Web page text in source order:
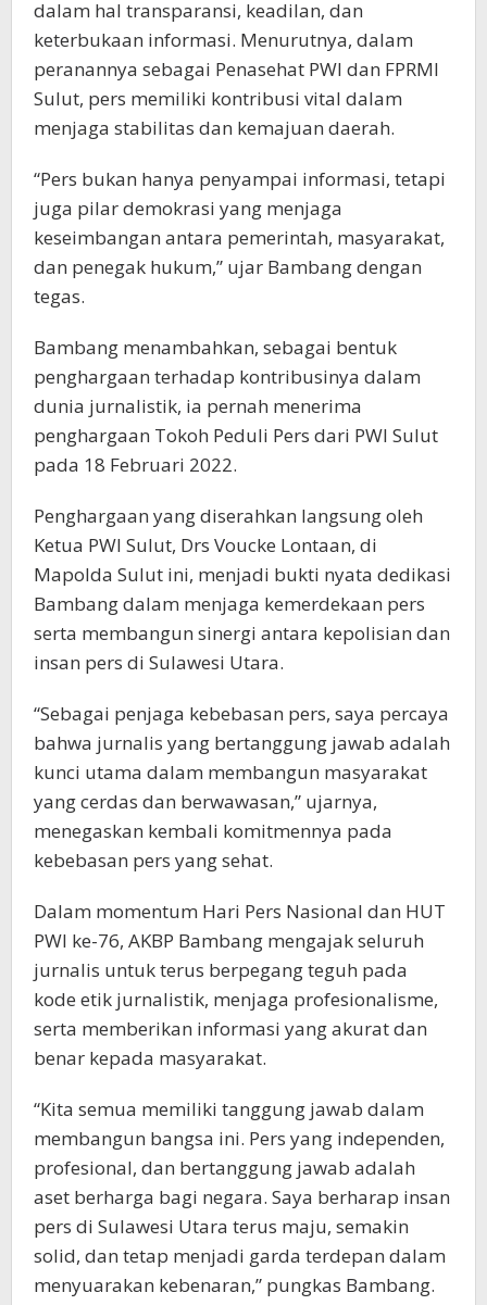
dalam hal transparansi, keadilan, dan
keterbukaan informasi. Menurutnya, dalam
peranannya sebagai Penasehat PWI dan FPRMI
Sulut, pers memiliki kontribusi vital dalam
menjaga stabilitas dan kemajuan daerah.
“Pers bukan hanya penyampai informasi, tetapi
juga pilar demokrasi yang menjaga
keseimbangan antara pemerintah, masyarakat,
dan penegak hukum,” ujar Bambang dengan
tegas.
Bambang menambahkan, sebagai bentuk
penghargaan terhadap kontribusinya dalam
dunia jurnalistik, ia pernah menerima
penghargaan Tokoh Peduli Pers dari PWI Sulut
pada 18 Februari 2022.
Penghargaan yang diserahkan langsung oleh
Ketua PWI Sulut, Drs Voucke Lontaan, di
Mapolda Sulut ini, menjadi bukti nyata dedikasi
Bambang dalam menjaga kemerdekaan pers
serta membangun sinergi antara kepolisian dan
insan pers di Sulawesi Utara.
“Sebagai penjaga kebebasan pers, saya percaya
bahwa jurnalis yang bertanggung jawab adalah
kunci utama dalam membangun masyarakat
yang cerdas dan berwawasan,” ujarnya,
menegaskan kembali komitmennya pada
kebebasan pers yang sehat.
Dalam momentum Hari Pers Nasional dan HUT
PWI ke-76, AKBP Bambang mengajak seluruh
jurnalis untuk terus berpegang teguh pada
kode etik jurnalistik, menjaga profesionalisme,
serta memberikan informasi yang akurat dan
benar kepada masyarakat.
“Kita semua memiliki tanggung jawab dalam
membangun bangsa ini. Pers yang independen,
profesional, dan bertanggung jawab adalah
aset berharga bagi negara. Saya berharap insan
pers di Sulawesi Utara terus maju, semakin
solid, dan tetap menjadi garda terdepan dalam
menyuarakan kebenaran,” pungkas Bambang.